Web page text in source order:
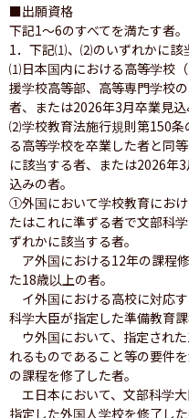
■出願資格
下記1〜6のすべてを満たす者。
1．下記⑴、⑵のいずれかに該
⑴日本国内における高等学校
援学校高等部、高等専門学校
者、または2026年3月卒業見込
⑵学校教育法施行規則第150条
る高等学校を卒業した者と同
に該当する者、または2026年
込みの者。
①外国において学校教育にお
たはこれに準ずる者で文部科
ずれかに該当する者。
ア外国における12年の課程
た18歳以上の者。
イ外国における高校に対応
科学大臣が指定した準備教育課
ウ外国において、指定され
れるものであること等の要件
の課程を修了した者。
エ日本において、文部科学
指定した外国人学校を修了した